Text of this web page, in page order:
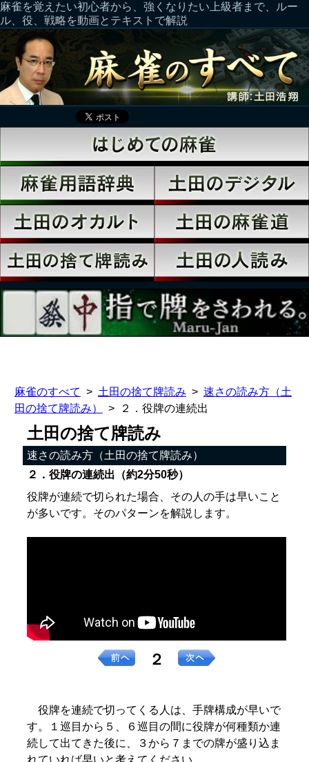
麻雀を覚えたい初心者から、強くなりたい上級者まで、ルー
ル、役、戦略を動画とテキストで解説
麻雀のすべて 土田の捨て牌読み
速さの読み方（土
田の捨て牌読み）
２．役牌の連続出
土田の捨て牌読み
速さの読み方（土田の捨て牌読み）
２．役牌の連続出（約2分50秒）
役牌が連続で切られた場合、その人の手は早いこと
が多いです。そのパターンを解説します。
２
役牌を連続で切ってくる人は、手牌構成が早いで
す。１巡目から５、６巡目の間に役牌が何種類か連
続して出てきた後に、３から７までの牌が盛り込ま